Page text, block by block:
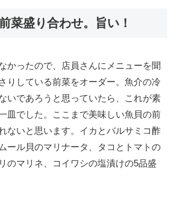
菜盛り合わせ。旨い！
かったので、店員さんにメニューを聞
りしている前菜をオーダー。魚介の冷
いであろうと思っていたら、これが素
皿でした。ここまで美味しい魚貝の前
ないと思います。イカとバルサミコ酢
ール貝のマリナータ、タコとトマトの
のマリネ、コイワシの塩漬けの5品盛